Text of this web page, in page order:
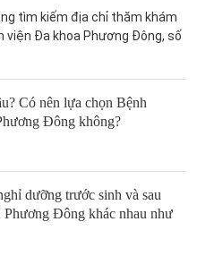
tìm kiếm địa chỉ thăm khám
viện Đa khoa Phương Đông, số
Có nên lựa chọn Bệnh
Đông không?
dưỡng trước sinh và sau
Đông khác nhau như